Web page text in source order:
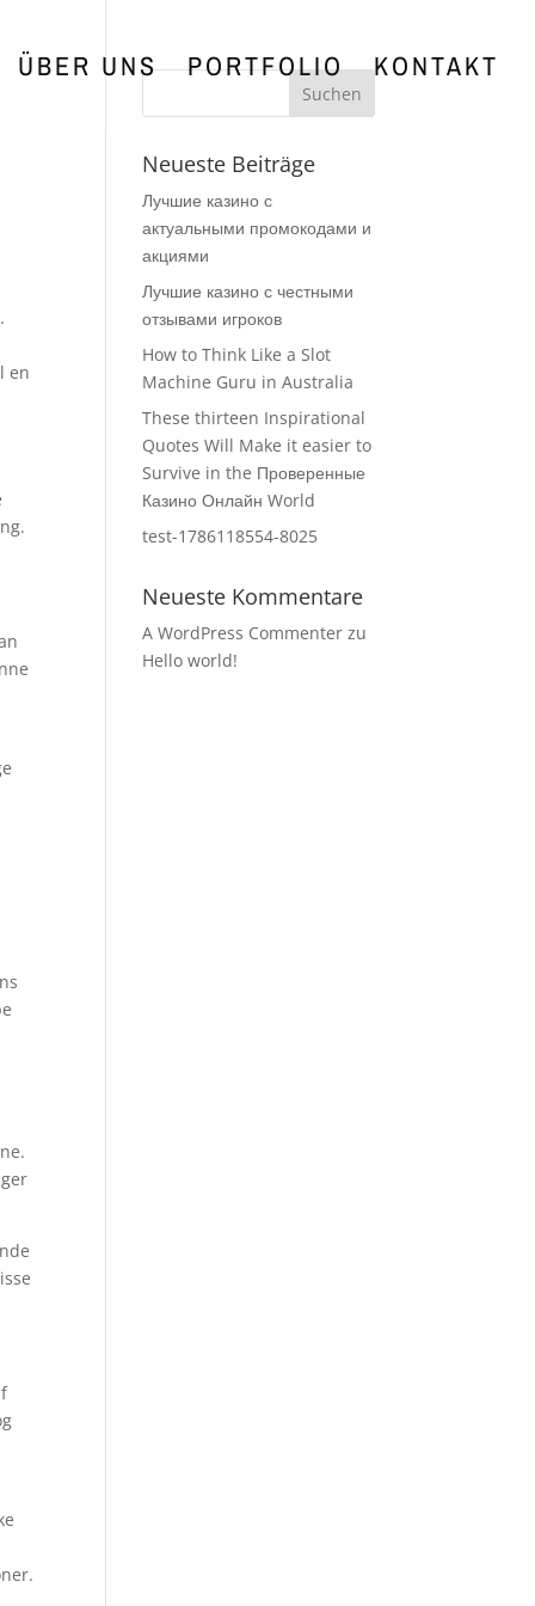
ÜBER UNS PORTFOLIO KONTAKT
en
Neueste Beiträge
Лучшие казино с
актуальными промокодами и
акциями
Лучшие казино с честными
отзывами игроков
How to Think Like a Slot
Machine Guru in Australia
These thirteen Inspirational
Quotes Will Make it easier to
Survive in the Проверенные
Казино Онлайн World
test-1786118554-8025
Neueste Kommentare
A WordPress Commenter zu
Hello world!